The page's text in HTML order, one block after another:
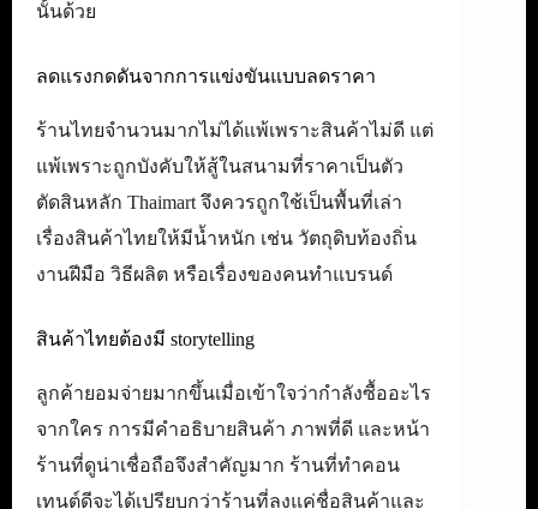
นั้นด้วย
ลดแรงกดดันจากการแข่งขันแบบลดราคา
ร้านไทยจำนวนมากไม่ได้แพ้เพราะสินค้าไม่ดี แต่
แพ้เพราะถูกบังคับให้สู้ในสนามที่ราคาเป็นตัว
ตัดสินหลัก Thaimart จึงควรถูกใช้เป็นพื้นที่เล่า
เรื่องสินค้าไทยให้มีน้ำหนัก เช่น วัตถุดิบท้องถิ่น
งานฝีมือ วิธีผลิต หรือเรื่องของคนทำแบรนด์
สินค้าไทยต้องมี storytelling
ลูกค้ายอมจ่ายมากขึ้นเมื่อเข้าใจว่ากำลังซื้ออะไร
จากใคร การมีคำอธิบายสินค้า ภาพที่ดี และหน้า
ร้านที่ดูน่าเชื่อถือจึงสำคัญมาก ร้านที่ทำคอน
เทนต์ดีจะได้เปรียบกว่าร้านที่ลงแค่ชื่อสินค้าและ